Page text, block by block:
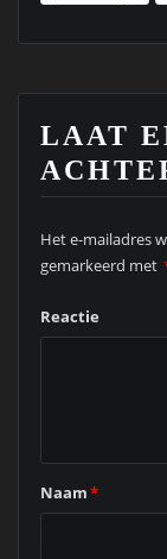
LAAT
Het e-mailadres
gemarkeerd met
Reactie
Naam*